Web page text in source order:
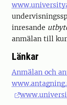
inresande
anmälan till
Länkar
Anmälan och